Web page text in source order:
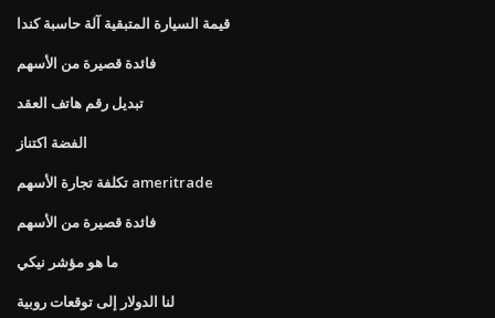
قيمة السيارة المتبقية آلة حاسبة كندا
فائدة قصيرة من الأسهم
تبديل رقم هاتف العقد
الفضة اكتناز
تكلفة تجارة الأسهم ameritrade
فائدة قصيرة من الأسهم
ما هو مؤشر نيكي
لنا الدولار إلى توقعات روبية